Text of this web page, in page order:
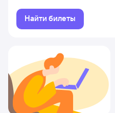
Найти билеты